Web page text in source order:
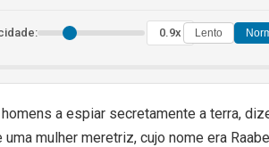
0.9x Lento
a espiar secretamente a terra,
mulher meretriz, cujo nome era